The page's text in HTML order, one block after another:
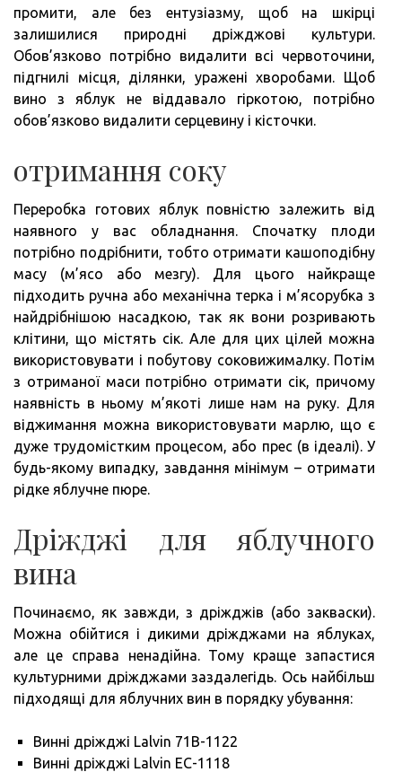
промити, але без ентузіазму, щоб на шкірці
залишилися природні дріжджові культури.
Обов’язково потрібно видалити всі червоточини,
підгнилі місця, ділянки, уражені хворобами. Щоб
вино з яблук не віддавало гіркотою, потрібно
обов’язково видалити серцевину і кісточки.
отримання соку
Переробка готових яблук повністю залежить від
наявного у вас обладнання. Спочатку плоди
потрібно подрібнити, тобто отримати кашоподібну
масу (м’ясо або мезгу). Для цього найкраще
підходить ручна або механічна терка і м’ясорубка з
найдрібнішою насадкою, так як вони розривають
клітини, що містять сік. Але для цих цілей можна
використовувати і побутову соковижималку. Потім
з отриманої маси потрібно отримати сік, причому
наявність в ньому м’якоті лише нам на руку. Для
віджимання можна використовувати марлю, що є
дуже трудомістким процесом, або прес (в ідеалі). У
будь-якому випадку, завдання мінімум – отримати
рідке яблучне пюре.
Дріжджі для яблучного
вина
Починаємо, як завжди, з дріжджів (або закваски).
Можна обійтися і дикими дріжджами на яблуках,
але це справа ненадійна. Тому краще запастися
культурними дріжджами заздалегідь. Ось найбільш
підходящі для яблучних вин в порядку убування:
Винні дріжджі Lalvin 71B-1122
Винні дріжджі Lalvin EC-1118